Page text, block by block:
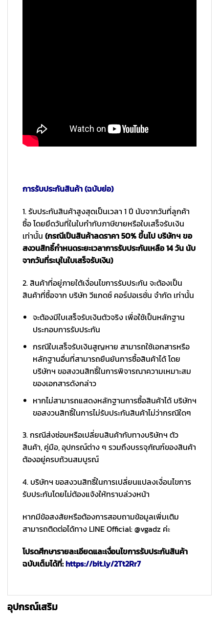
การรับประกันสินค้า (ฉบับย่อ)
1. รับประกันสินค้าสูงสุดเป็นเวลา 1 ปี นับจากวันที่ลูกค้า
ซื้อ โดยยึดวันที่ในใบกำกับภาษีขายหรือใบเสร็จรับเงิน
เท่านั้น (กรณีเป็นสินค้าลดราคา 50% ขึ้นไป บริษัทฯ ขอ
สงวนสิทธิ์กำหนดระยะเวลาการรับประกันเหลือ 14 วัน นับ
จากวันที่ระบุในใบเสร็จรับเงิน)
2. สินค้าที่อยู่ภายใต้เงื่อนไขการรับประกัน จะต้องเป็น
สินค้าที่ซื้อจาก บริษัท วีแกดซ์ คอร์ปอเรชั่น จำกัด เท่านั้น
จะต้องมีใบเสร็จรับเงินตัวจริง เพื่อใช้เป็นหลักฐาน
ประกอบการรับประกัน
กรณีใบเสร็จรับเงินสูญหาย สามารถใช้เอกสารหรือ
หลักฐานอื่นที่สามารถยืนยันการซื้อสินค้าได้ โดย
บริษัทฯ ขอสงวนสิทธิ์ในการพิจารณาความเหมาะสม
ของเอกสารดังกล่าว
หากไม่สามารถแสดงหลักฐานการซื้อสินค้าได้ บริษัทฯ
ขอสงวนสิทธิ์ในการไม่รับประกันสินค้าไม่ว่ากรณีใดๆ
3. กรณีส่งซ่อมหรือเปลี่ยนสินค้ากับทางบริษัทฯ ตัว
สินค้า, คู่มือ, อุปกรณ์ต่าง ๆ รวมถึงบรรจุภัณฑ์ของสินค้า
ต้องอยู่ครบถ้วนสมบูรณ์
4. บริษัทฯ ขอสงวนสิทธิ์ในการเปลี่ยนแปลงเงื่อนไขการ
รับประกันโดยไม่ต้องแจ้งให้ทราบล่วงหน้า
หากมีข้อสงสัยหรือต้องการสอบถามข้อมูลเพิ่มเติม
สามารถติดต่อได้ทาง LINE Official: @vgadz ค่ะ
โปรดศึกษารายละเอียดและเงื่อนไขการรับประกันสินค้า
ฉบับเต็มได้ที่:https://bit.ly/2Tt2Rr7
อุปกรณ์เสริม